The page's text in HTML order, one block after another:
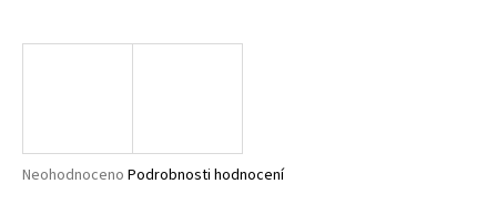
Průměrné
Neohodnoceno Podrobnosti hodnocení